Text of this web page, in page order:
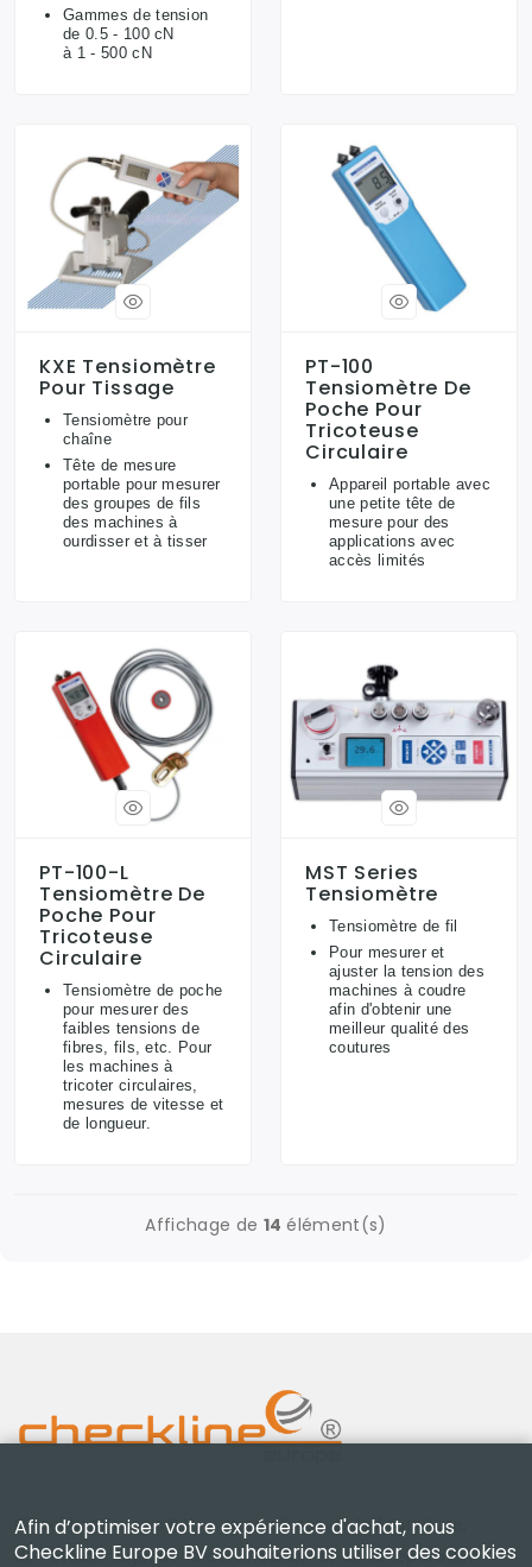
Gammes de tension
de 0.5 - 100 cN
à 1 - 500 cN
KXE Tensiomètre
Pour Tissage
Tensiomètre pour
chaîne
Tête de mesure
portable pour mesurer
des groupes de fils
des machines à
ourdisser et à tisser
PT-100
Tensiomètre De
Poche Pour
Tricoteuse
Circulaire
Appareil portable avec
une petite tête de
mesure pour des
applications avec
accès limités
PT-100-L
Tensiomètre De
Poche Pour
Tricoteuse
Circulaire
Tensiomètre de poche
pour mesurer des
faibles tensions de
fibres, fils, etc. Pour
les machines à
tricoter circulaires,
mesures de vitesse et
de longueur.
MST Series
Tensiomètre
Tensiomètre de fil
Pour mesurer et
ajuster la tension des
machines à coudre
afin d'obtenir une
meilleur qualité des
coutures
Affichage de 14 élément(s)
Checkline Europe B.V. — spécialistes de la fourniture,
de l'étalonnage, de la certification et de la réparation
Afin d’optimiser votre expérience d'achat, nous
Checkline Europe BV souhaiterions utiliser des cookies